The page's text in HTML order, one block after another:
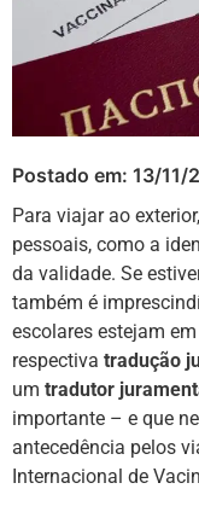
Postado em: 13/11/
Para viajar ao
pessoais, como a
da validade. Se
também é
escolares estejam
respectiva tradução
um tradutor
importante – e que
antecedência pelos
Internacional de